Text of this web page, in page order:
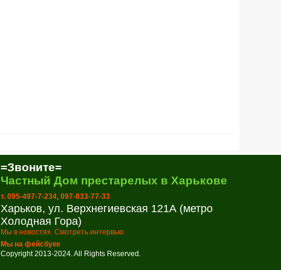
=Звоните=
Частный Дом престарелых в Харькове
т. 095-497-7-234, 097-833-77-33
Харьков, ул. Верхнегиевская 121А (метро
Холодная Гора)
Мы в новостях. Смотреть интервью.
Мы на фейсбуке
Copyright 2013-2024. All Rights Reserved.